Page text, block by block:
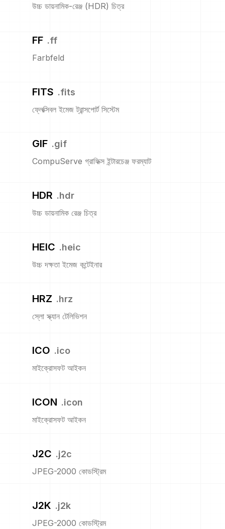
উচ্চ ডায়নামিক-রেঞ্জ (HDR) চিত্র
FF .ff
Farbfeld
FITS .fits
ফ্লেক্সিবল ইমেজ ট্রান্সপোর্ট সিস্টেম
GIF .gif
CompuServe গ্রাফিক্স ইন্টারচেঞ্জ ফরম্যাট
HDR .hdr
উচ্চ ডায়নামিক রেঞ্জ চিত্র
HEIC .heic
উচ্চ দক্ষতা ইমেজ কন্টেইনার
HRZ .hrz
স্লো স্ক্যান টেলিভিশন
ICO .ico
মাইক্রোসফট আইকন
ICON .icon
মাইক্রোসফট আইকন
J2C .j2c
JPEG-2000 কোডস্ট্রিম
J2K .j2k
JPEG-2000 কোডস্ট্রিম